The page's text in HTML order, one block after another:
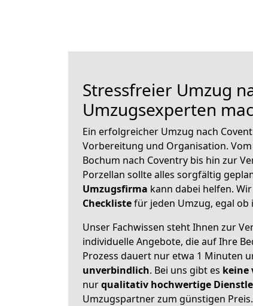
Stressfreier Umzug
Umzugsexperten
Ein erfolgreicher Umzug nach
Vorbereitung und Organisation.
Bochum nach Coventry bis hin zur
Porzellan sollte alles sorgfältig
Umzugsfirma kann dabei helfen.
Checklistefür jeden Umzug, egal ob
Unser Fachwissen steht Ihnen zur
individuelle Angebote, die auf Ihre
Prozess dauert nur etwa 1 Minuten
unverbindlich. Bei uns gibt es keine
nurqualitativ hochwertige
Umzugspartner zum günstigen Preis.